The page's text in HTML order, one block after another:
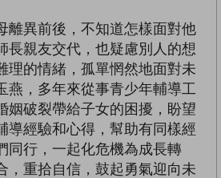
離異前後，不知道怎樣面對他
長親友交代，也疑慮別人的想
理的情緒，孤單惘然地面對未
燕，多年來從事青少年輔導工
姻破裂帶給子女的困擾，盼望
導經驗和心得，幫助有同樣經
同行，一起化危機為成長轉
，重拾自信，鼓起勇氣迎向未